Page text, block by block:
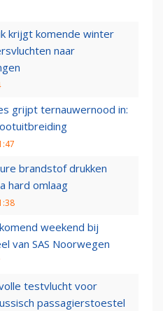
krijgt komende winter
naar
grijpt ternauwernood in:
brandstof drukken
hard omlaag
weekend bij
van SAS Noorwegen
testvlucht voor
passagierstoestel